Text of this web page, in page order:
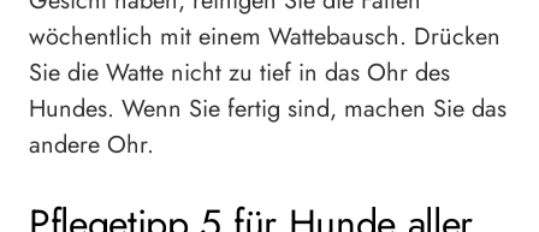
wöchentlich mit einem Wattebausch. Drücken
Sie die Watte nicht zu tief in das Ohr des
Hundes. Wenn Sie fertig sind, machen Sie das
andere Ohr.